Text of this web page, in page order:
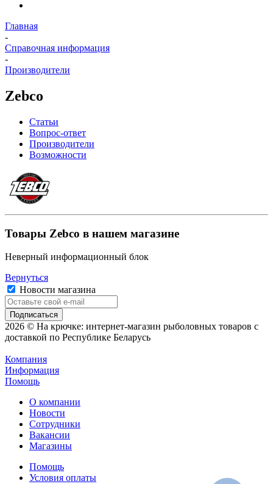
Главная
-
Справочная информация
-
Производители
Zebco
Статьи
Вопрос-ответ
Производители
Возможности
Товары Zebco в нашем магазине
Неверный информационный блок
Вернуться
Новости магазина
2026 © На крючке: интернет-магазин рыболовных товаров с
доставкой по Республике Беларусь
Компания
Информация
Помощь
О компании
Новости
Сотрудники
Вакансии
Магазины
Помощь
Условия оплаты